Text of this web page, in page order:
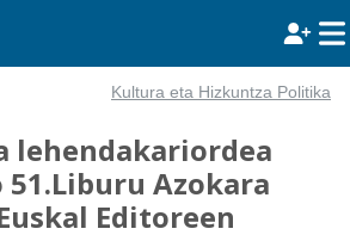
Kultura eta Hizkuntza Politika
lehendakariordea
Azokara
Editoreen